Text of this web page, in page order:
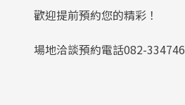
歡迎提前預約您的精彩！
場地洽談預約電話082-334746